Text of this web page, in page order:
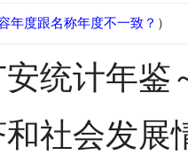
年度跟名称年度不一致？ ）
统计年鉴
和社会发